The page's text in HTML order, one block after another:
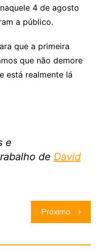
4 de agosto
a público.
que a primeira
que não demore
está realmente lá
e
de David
Próximo